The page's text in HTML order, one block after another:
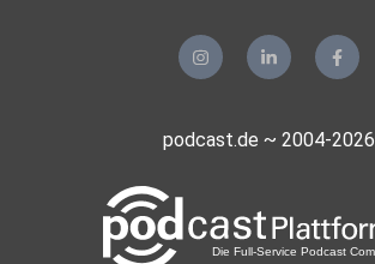
podcast.de ~ 2004-2026